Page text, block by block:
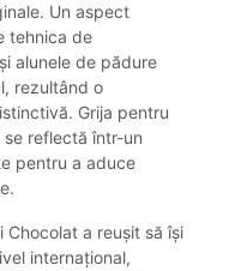
Un aspect
tehnica de
alunele de pădure
rezultând o
Grija pentru
reflectă într-un
pentru a aduce
a reușit să își
internațional,